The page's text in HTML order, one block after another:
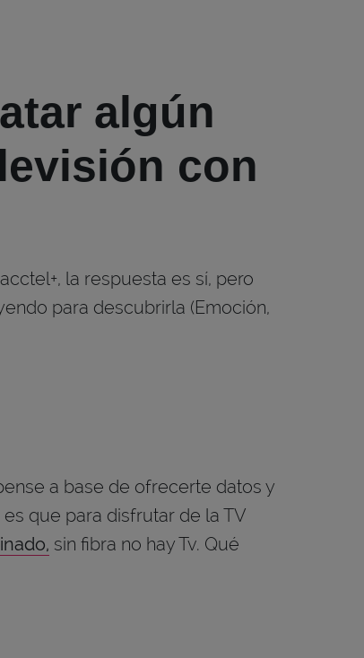
algún
con
la respuesta es sí, pero
para descubrirla (Emoción,
a base de ofrecerte datos y
que para disfrutar de la TV
, sin fibra no hay Tv. Qué